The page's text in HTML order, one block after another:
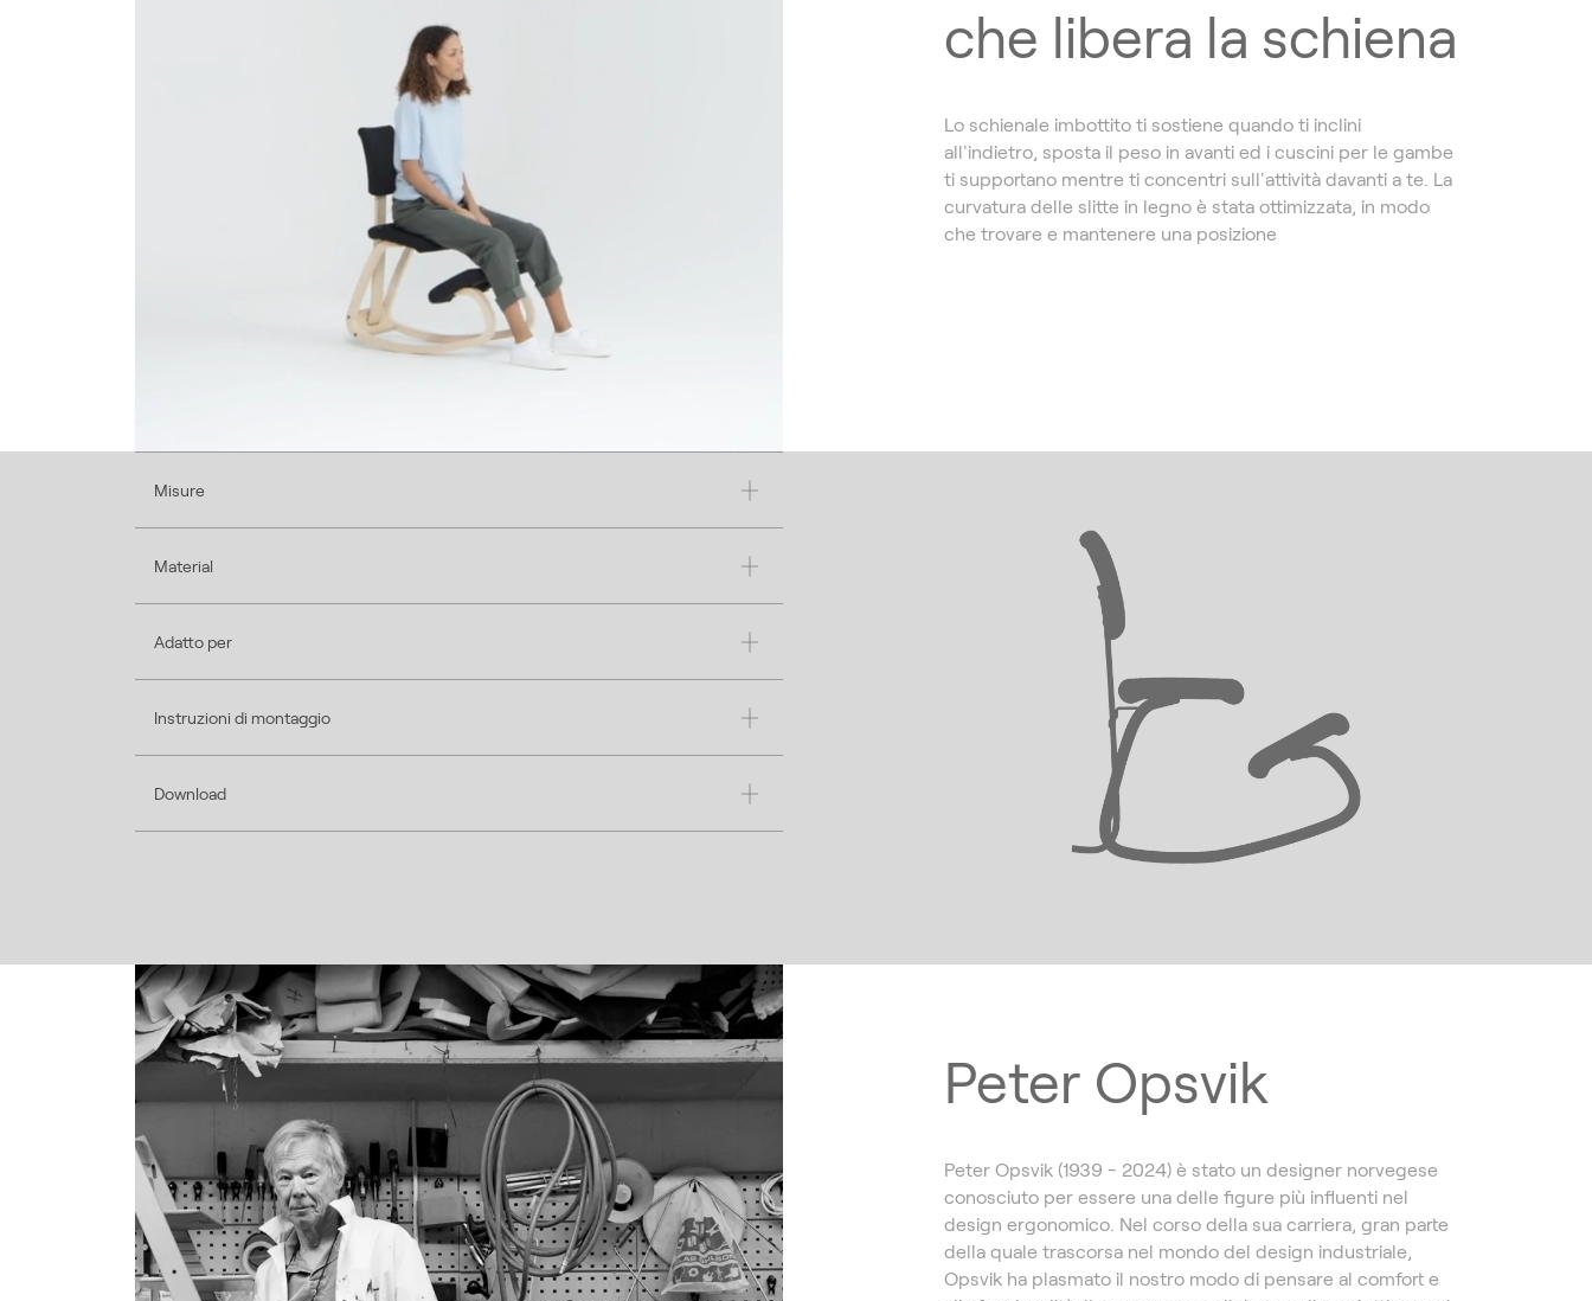
che libera la schiena
Lo schienale imbottito ti sostiene quando ti inclini
all'indietro, sposta il peso in avanti ed i cuscini per le gambe
ti supportano mentre ti concentri sull'attività davanti a te. La
curvatura delle slitte in legno è stata ottimizzata, in modo
che trovare e mantenere una posizione
Misure
Material
Adatto per
Instruzioni di montaggio
Download
Peter Opsvik
Peter Opsvik (1939 - 2024) è stato un designer norvegese
conosciuto per essere una delle figure più influenti nel
design ergonomico. Nel corso della sua carriera, gran parte
della quale trascorsa nel mondo del design industriale,
Opsvik ha plasmato il nostro modo di pensare al comfort e